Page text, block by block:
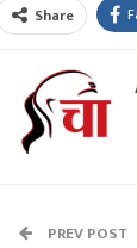
Share
PREV POST